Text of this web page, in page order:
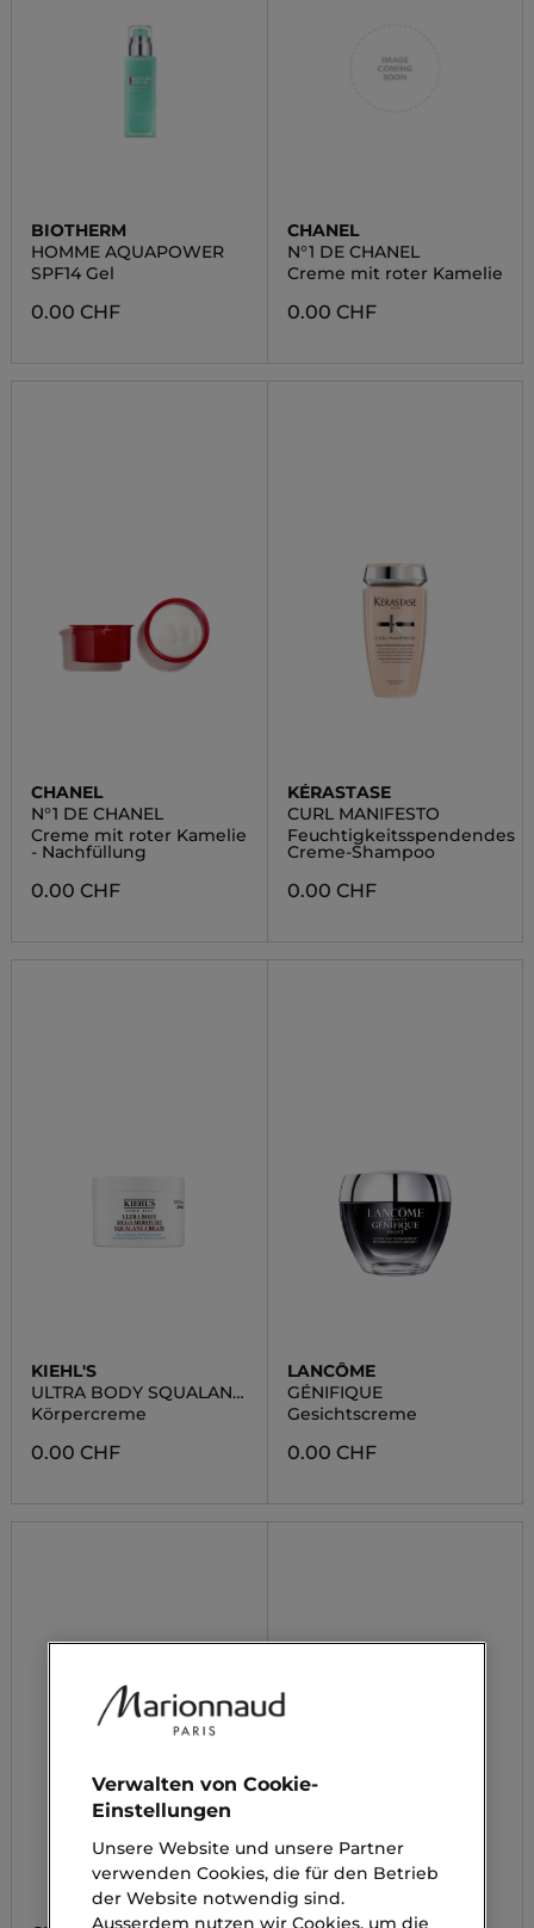
BIOTHERM
HOMME AQUAPOWER
SPF14 Gel
0.00 CHF
CHANEL
N°1 DE CHANEL
Creme mit roter Kamelie
0.00 CHF
CHANEL
N°1 DE CHANEL
Creme mit roter Kamelie
- Nachfüllung
0.00 CHF
KÉRASTASE
CURL MANIFESTO
Feuchtigkeitsspendendes
Creme-Shampoo
0.00 CHF
KIEHL'S
ULTRA BODY SQUALANE
CREME
Körpercreme
0.00 CHF
LANCÔME
GÉNIFIQUE
Gesichtscreme
0.00 CHF
Verwalten von Cookie-
Einstellungen
Unsere Website und unsere Partner
verwenden Cookies, die für den Betrieb
der Website notwendig sind.
Ausserdem nutzen wir Cookies, um die